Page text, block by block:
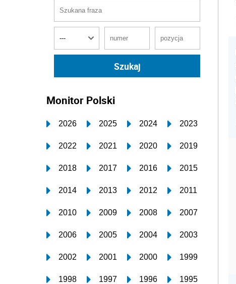
Monitor Polski
2026 2025 2024 2023
2022 2021 2020 2019
2018 2017 2016 2015
2014 2013 2012 2011
2010 2009 2008 2007
2006 2005 2004 2003
2002 2001 2000 1999
1998 1997 1996 1995